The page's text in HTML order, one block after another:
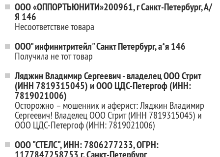
ООО «ОППОРТЬЮНИТИ»200961, г Санкт-Петербург, А/
Я 146
Несоответствие товара
ООО" инфинитритейл" Санкт Петербург, а*я 146
Получила не тот товар
Ляджин Владимир Сергеевич - владелец ООО Стрит
(ИНН 7819315045) и ООО ЦДС-Петергоф (ИНН:
7819021006)
Осторожно – мошенник и аферист: Ляджин Владимир
Сергеевич! Владелец ООО Стрит (ИНН 7819315045) и
ООО ЦДС-Петергоф (ИНН: 7819021006)
ООО "СТЕЛС", ИНН: 7806277233, ОГРН: